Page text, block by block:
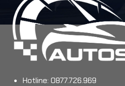
Hotline: 0877.726.969